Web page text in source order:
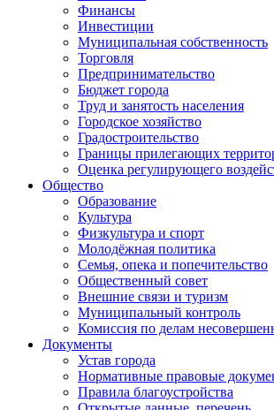
Финансы
Инвестиции
Муниципальная собственность
Торговля
Предпринимательство
Бюджет города
Труд и занятость населения
Городское хозяйство
Градостроительство
Границы прилегающих
Оценка регулирующего
Общество
Образование
Культура
Физкультура и спорт
Молодёжная политика
Семья, опека и попечительство
Общественный совет
Внешние связи и туризм
Муниципальный контроль
Комиссия по делам
Документы
Устав города
Нормативные правовые
Правила благоустройства